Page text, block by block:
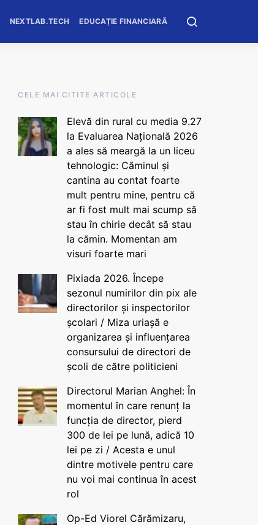
NEXTLAB.TECH EDUCAȚIE FINANCIARĂ
CELE MAI CITITE ARTICOLE
Elevă din rural cu media 9.27
la Evaluarea Națională 2026
a ales să meargă la un liceu
tehnologic: Căminul și
cantina au contat foarte
mult pentru mine, pentru că
ar fi fost mult mai scump să
stau în chirie decât să stau
la cămin. Momentan am
visuri foarte mari
Pixiada 2026. Începe
sezonul numirilor din pix ale
directorilor și inspectorilor
școlari / Miza uriașă e
organizarea și influențarea
consursului de directori de
școli de către politicieni
Directorul Marian Anghel: În
momentul în care renunț la
funcția de director, pierd
300 de lei pe lună, adică 10
lei pe zi / Acesta e unul
dintre motivele pentru care
nu voi mai continua în acest
rol
Op-Ed Viorel Cărămizaru,